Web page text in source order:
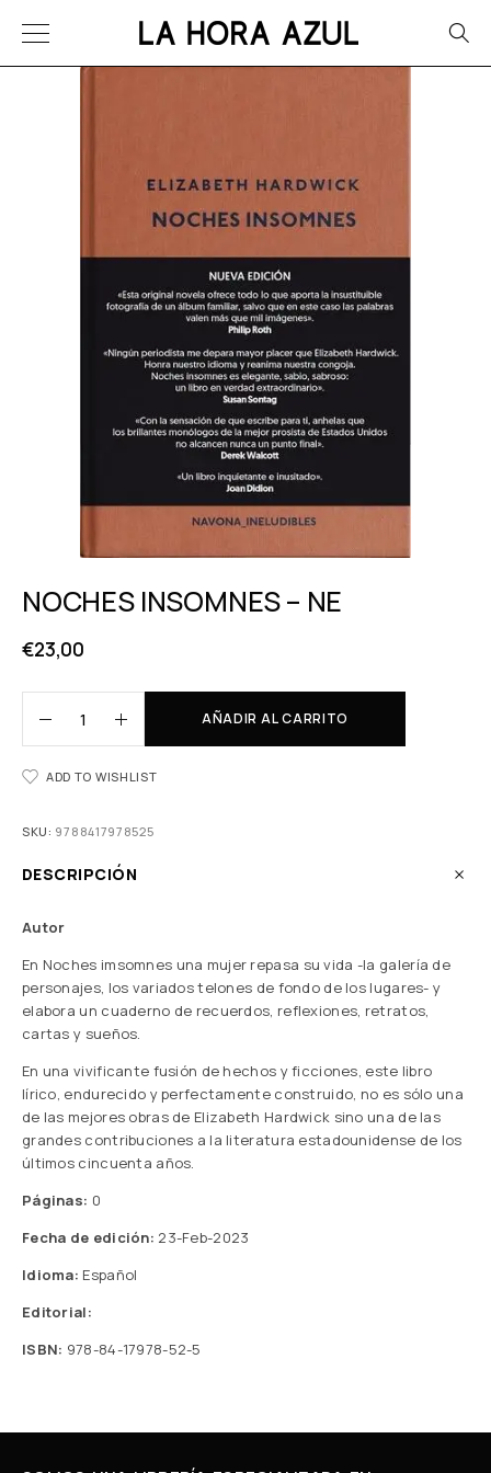
NOCHES INSOMNES – NE
€23,00
AÑADIR AL CARRITO
ADD TO WISHLIST
SKU: 9788417978525
DESCRIPCIÓN
Autor
En Noches imsomnes una mujer repasa su vida -la galería de
personajes, los variados telones de fondo de los lugares- y
elabora un cuaderno de recuerdos, reflexiones, retratos,
cartas y sueños.
En una vivificante fusión de hechos y ficciones, este libro
lírico, endurecido y perfectamente construido, no es sólo una
de las mejores obras de Elizabeth Hardwick sino una de las
grandes contribuciones a la literatura estadounidense de los
últimos cincuenta años.
Páginas: 0
Fecha de edición: 23-Feb-2023
Idioma: Español
Editorial:
ISBN: 978-84-17978-52-5